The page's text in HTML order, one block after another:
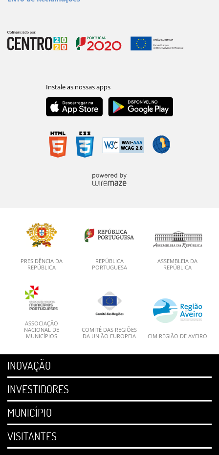
PRESIDÊNCIA DA
REPÚBLICA
REPÚBLICA
PORTUGUESA
ASSEMBLEIA DA
REPÚBLICA
ASSOCIAÇÃO
NACIONAL DE
MUNICÍPIOS
COMITÉ DAS REGIÕES
DA UNIÃO EUROPEIA
CIM REGIÃO DE AVEIRO
INOVAÇÃO
INVESTIDORES
MUNICÍPIO
VISITANTES